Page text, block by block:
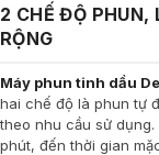
2 CHẾ ĐỘ PHUN,
RỘNG
Máy phun tinh dầu
hai chế độ là phun tự
theo nhu cầu sử
phút, đến thời gian